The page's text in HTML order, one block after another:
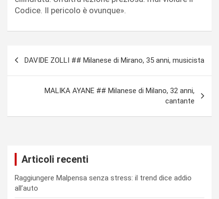
Codice. Il pericolo è ovunque».
DAVIDE ZOLLI ## Milanese di Mirano, 35 anni, musicista
MALIKA AYANE ## Milanese di Milano, 32 anni,
cantante
Articoli recenti
Raggiungere Malpensa senza stress: il trend dice addio
all’auto